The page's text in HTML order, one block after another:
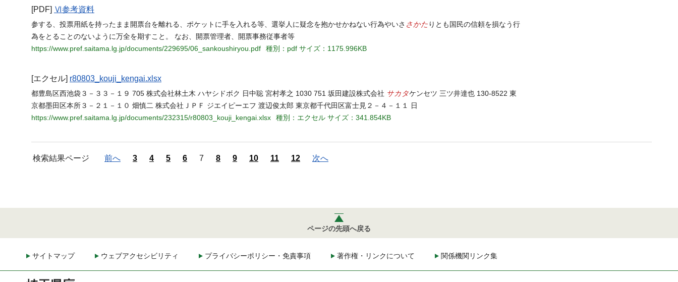
[PDF] Ⅵ参考資料
参する、投票用紙を持ったまま開票台を離れる、ポケットに手を入れる等、選挙人に疑念を抱かせかねない行為やいさ さかた りとも国民の信頼を損なう行
為をとることのないように万全を期すこと。 なお、開票管理者、開票事務従事者等
https://www.pref.saitama.lg.jp/documents/229695/06_sankoushiryou.pdf
種別：pdf サイズ：1175.996KB
[エクセル] r80803_kouji_kengai.xlsx
都豊島区西池袋３－３３－１９ 705 株式会社林土木 ハヤシドボク 日中聡 宮村孝之 1030 751 坂田建設株式会社 サカタケンセツ 三ツ井達也 130-8522 東
京都墨田区本所３－２１－１０ 畑慎二 株式会社ＪＰＦ ジエイピーエフ 渡辺俊太郎 東京都千代田区富士見２－４－１１ 日
https://www.pref.saitama.lg.jp/documents/232315/r80803_kouji_kengai.xlsx
種別：エクセル サイズ：341.854KB
検索結果ページ 前へ 3 4 5 6 7 8 9 10 11 12 次へ
ページの先頭へ戻る
サイトマップ ウェブアクセシビリティ プライバシーポリシー・免責事項 著作権・リンクについて 関係機関リンク集